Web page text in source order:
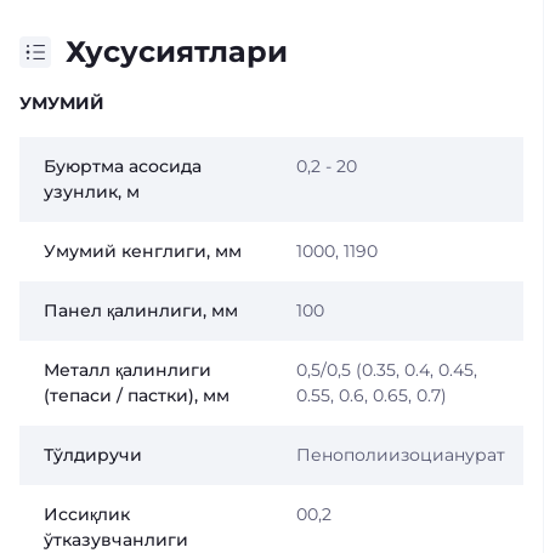
Хусусиятлари
УМУМИЙ
Буюртма асосида
узунлик, м
0,2 - 20
Умумий кенглиги, мм 1000, 1190
Панел қалинлиги, мм 100
Металл қалинлиги
(тепаси / пастки), мм
0,5/0,5 (0.35, 0.4, 0.45,
0.55, 0.6, 0.65, 0.7)
Тўлдиручи Пенополиизоцианурат
Иссиқлик
ўтказувчанлиги
00,2